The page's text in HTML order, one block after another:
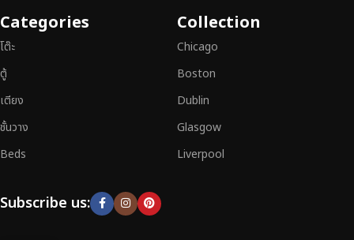
Categories
โต๊ะ
ตู้
เตียง
ชั้นวาง
Beds
Collection
Chicago
Boston
Dublin
Glasgow
Liverpool
Subscribe us: